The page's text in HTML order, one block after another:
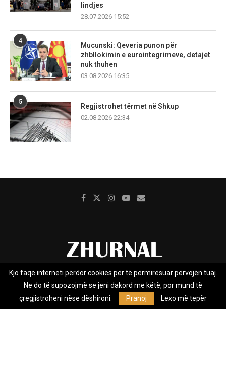
lindjes
28.07.2026 15:52
4
Mucunski: Qeveria punon për
zhbllokimin e eurointegrimeve, detajet
nuk thuhen
03.08.2026 16:35
5
Regjistrohet tërmet në Shkup
02.08.2026 22:34
Rreth nesh Impresumi Marketing
Privacy Policy
Zhurnal.mk është Agjenci e Lajmeve e pavarur, e themeluar në vitin
Kjo faqe interneti përdor cookies për të përmirësuar përvojën tuaj.
Ne do të supozojmë se jeni dakord me këtë, por mund të
çregjistroheni nëse dëshironi.
Pranoj Lexo më tepër